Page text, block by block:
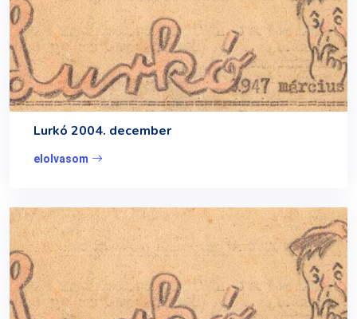
Lurkó 2004. december
elolvasom